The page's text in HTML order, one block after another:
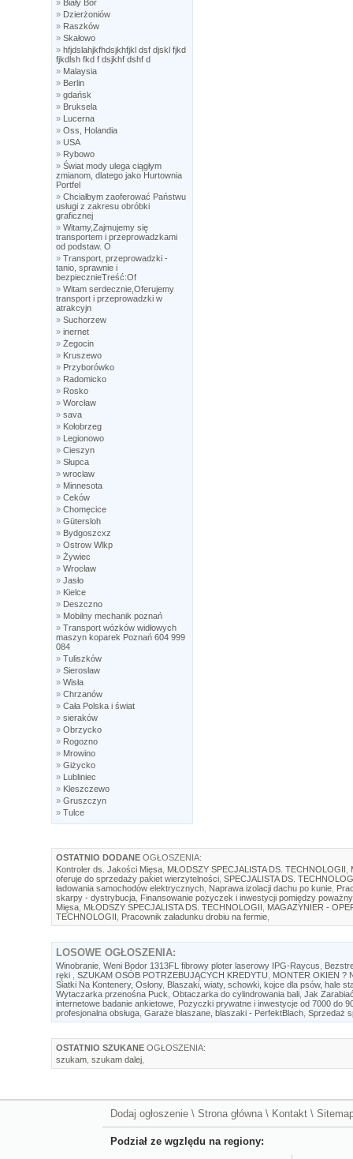
» Biały Bór
» Dzierżoniów
» Raszków
» Skałowo
» hfjdslahjkfhdsjkhfjkl dsf djskl fjkd
fjkdlsh fkd f dsjkhf dshf d
» Malaysia
» Berlin
» gdańsk
» Bruksela
» Lucerna
» Oss, Holandia
» USA
» Rybowo
» Świat mody ulega ciągłym
zmianom, dlatego jako Hurtownia
Portfel
» Chciałbym zaoferować Państwu
usługi z zakresu obróbki
graficznej
» Witamy,Zajmujemy się
transportem i przeprowadzkami
od podstaw. O
» Transport, przeprowadzki -
tanio, sprawnie i
bezpiecznieTreść:Of
» Witam serdecznie,Oferujemy
transport i przeprowadzki w
atrakcyjn
» Suchorzew
» inernet
» Żegocin
» Kruszewo
» Przyborówko
» Radomicko
» Rosko
» Worcław
» sava
» Kołobrzeg
» Legionowo
» Cieszyn
» Słupca
» wroclaw
» Minnesota
» Ceków
» Chomęcice
» Gütersloh
» Bydgoszcxz
» Ostrow Wlkp
» Żywiec
» Wrocław
» Jasło
» Kielce
» Deszczno
» Mobilny mechanik poznań
» Transport wózków widłowych
maszyn koparek Poznań 604 999
084
» Tuliszków
» Sierosław
» Wisła
» Chrzanów
» Cała Polska i świat
» sieraków
» Obrzycko
» Rogozno
» Mrowino
» Giżycko
» Lubliniec
» Kleszczewo
» Gruszczyn
» Tulce
OSTATNIO DODANE OGŁOSZENIA:
Kontroler ds. Jakości Mięsa MŁODSZY SPECJALISTA DS. TECHNOLOGII
oferuje do sprzedaży pakiet wierzytelności SPECJALISTA DS.
ładowania samochodów elektrycznych Naprawa izolacji dachu po kunie
skarpy - dystrybucja Finansowanie pożyczek i inwestycji pomiędzy
Mięsa MŁODSZY SPECJALISTA DS. TECHNOLOGII
MAGAZYNIER -
TECHNOLOGII
Pracownik załadunku drobiu na fermie
LOSOWE OGŁOSZENIA:
Winobranie Weni Bodor 1313FL fibrowy ploter laserowy IPG-Raycus
ręki
SZUKAM OSÓB POTRZEBUJĄCYCH KREDYTU
MONTER OKIEN ?
Siatki Na Kontenery, Osłony, Blaszaki, wiaty, schowki, kojce dla psów, hale
Wytaczarka przenośna Puck Obtaczarka do cylindrowania bali Jak
internetowe badanie ankietowe Pozyczki prywatne i inwestycje od 7000 do
profesjonalna obsługa Garaże blaszane, blaszaki - PerfektBlach Sprzedaż
OSTATNIO SZUKANE OGŁOSZENIA:
szukam szukam dalej
Dodaj ogłoszenie \ Strona główna\ Kontakt \
Podział ze wgzlędu na regiony: